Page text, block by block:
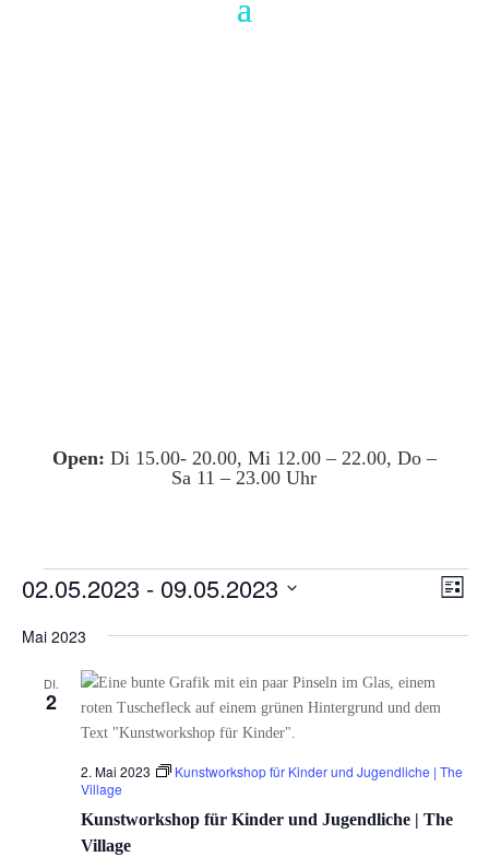
Open: Di 15.00- 20.00, Mi 12.00 – 22.00, Do –
Sa 11 – 23.00 Uhr
Veranstaltungen Liste
02.05.2023 - 09.05.2023
wählen.
Mai 2023
DI.
2
Kunstworkshop für Kinder und Jugendliche | The
Village
2. Mai 2023
Kunstworkshop für Kinder und Jugendliche | The
Village